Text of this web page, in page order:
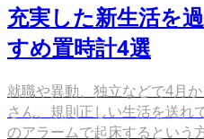
充実した新生活を
すめ置時計4選
就職や異動、独立などで4月
さん、規則正しい生活を送れ
のアラームで起床するという